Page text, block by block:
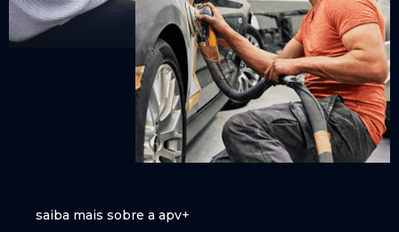
saiba mais sobre a apv+